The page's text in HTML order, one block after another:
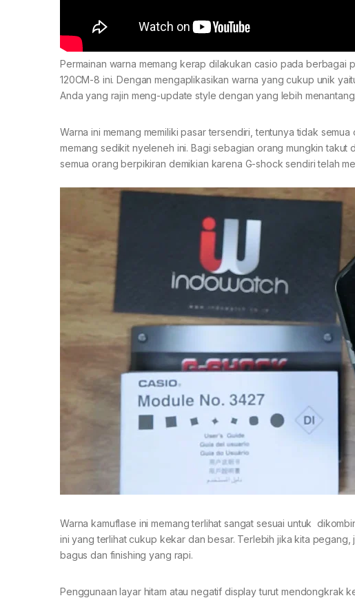
Permainan warna memang kerap dilakukan casio pada berbagai
120CM-8 ini. Dengan mengaplikasikan warna yang cukup unik
Anda yang rajin meng-update style dengan yang lebih menantang.
Warna ini memang memiliki pasar tersendiri, tentunya tidak
memang sedikit nyeleneh ini. Bagi sebagian orang mungkin takut
semua orang berpikiran demikian karena G-shock sendiri telah
Warna kamuflase ini memang terlihat sangat sesuai untuk
ini yang terlihat cukup kekar dan besar. Terlebih jika kita pegang,
bagus dan finishing yang rapi.
Penggunaan layar hitam atau negatif display turut mendongkrak